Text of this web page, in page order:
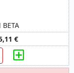
BETA
€